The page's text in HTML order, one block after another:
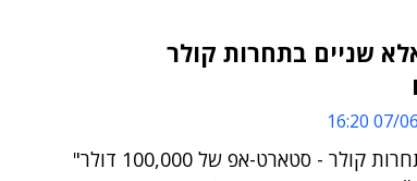
שניים בתחרות קולר
07/06/
השנה השנייה ל"תחרות קולר - סטארט-אפ של 100,000 דולר"